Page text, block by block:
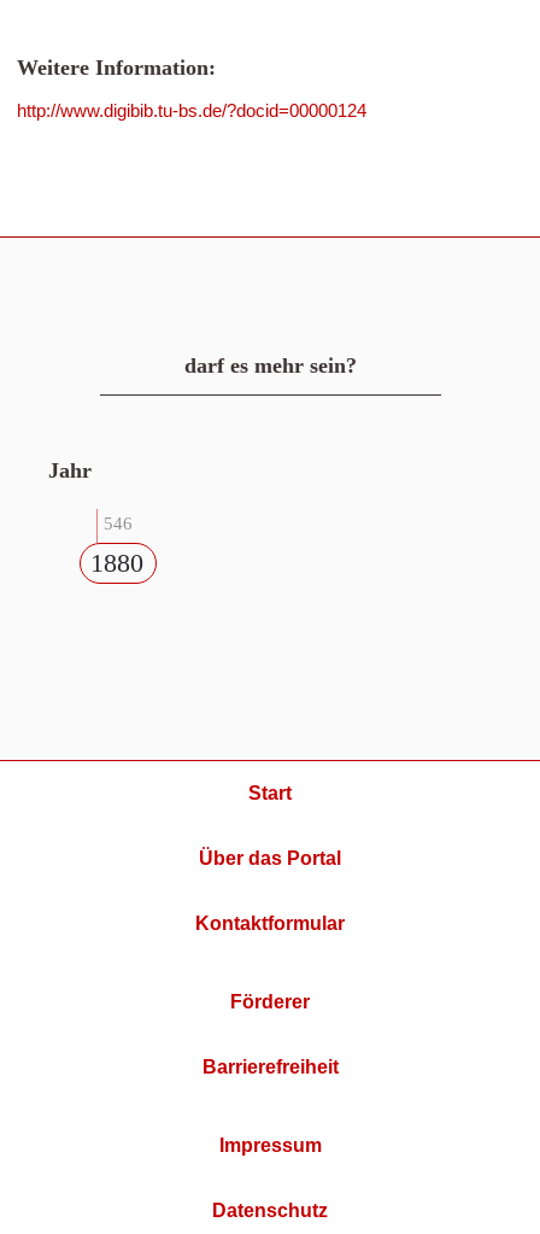
Weitere Information:
http://www.digibib.tu-bs.de/?docid=00000124
darf es mehr sein?
Jahr
546
1880
Start
Über das Portal
Kontaktformular
Förderer
Barrierefreiheit
Impressum
Datenschutz